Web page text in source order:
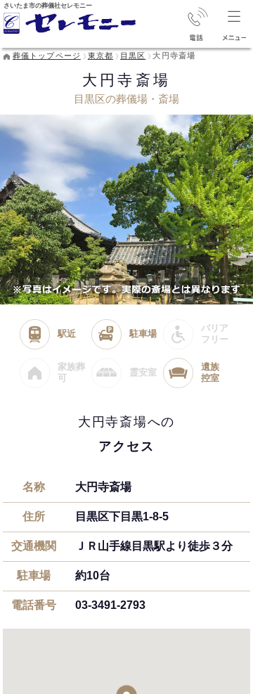
さいたま市の葬儀社セレモニー
葬儀トップページ 東京都 目黒区 大円寺斎場
大円寺斎場
目黒区の葬儀場・斎場
駅近 駐車場
バリア
フリー
家族葬
可
霊安室
遺族
控室
大円寺斎場への
アクセス
名称 大円寺斎場
住所 目黒区下目黒1-8-5
交通機関 ＪＲ山手線目黒駅より徒歩３分
駐車場 約10台
電話番号 03-3491-2793